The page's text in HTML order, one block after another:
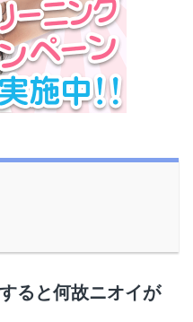
ると何故ニオイが